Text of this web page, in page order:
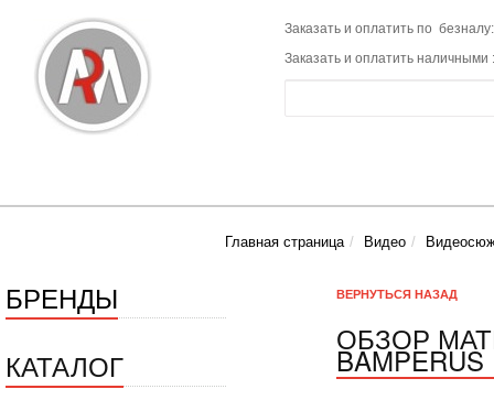
Заказать и оплатить по
Заказать и оплатить наличными
Главная страница Видео
БРЕНДЫ
КАТАЛОГ
ВЕРНУТЬСЯ НАЗАД
ОБЗОР
BAMPERUS